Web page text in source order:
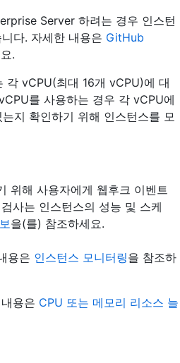
Server 하려는 경우 인스턴
다. 자세한 내용은 GitHub
.
각 vCPU(최대 16개 vCPU)에 대
를 사용하는 경우 각 vCPU에
지 확인하기 위해 인스턴스를 모
위해 사용자에게 웹후크 이벤트
사는 인스턴스의 성능 및 스케
을(를) 참조하세요.
용은 인스턴스 모니터링을 참조하
용은 CPU 또는 메모리 리소스 늘